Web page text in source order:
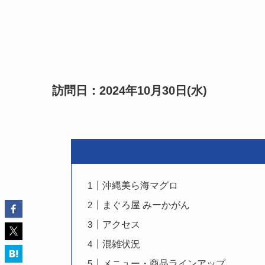
訪問日：2024年10月30日(水)
沖縄美ら海マグロ
まぐろ屋 みーかがん
アクセス
混雑状況